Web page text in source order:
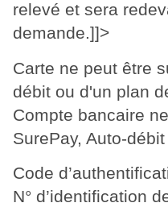
relevé et sera
demande.]]>
Carte ne peut être
débit ou d'un plan
Compte bancaire
SurePay, Auto-
Code
N° d’identification